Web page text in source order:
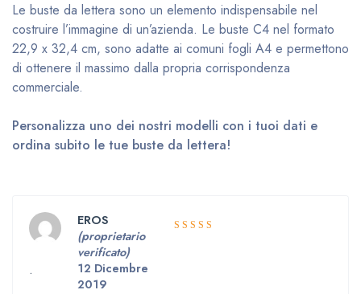
Le buste da lettera sono un elemento indispensabile nel
costruire l’immagine di un’azienda. Le buste C4 nel formato
22,9 x 32,4 cm, sono adatte ai comuni fogli A4 e permettono
di ottenere il massimo dalla propria corrispondenza
commerciale.
Personalizza uno dei nostri modelli con i tuoi dati e
ordina subito le tue buste da lettera!
EROS
(proprietario
verificato)
12 Dicembre
2019
.